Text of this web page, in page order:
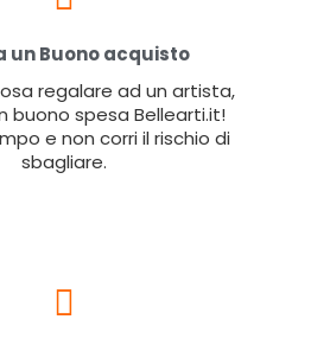
un Buono acquisto
regalare ad un artista,
buono spesa Bellearti.it!
e non corri il rischio di
sbagliare.